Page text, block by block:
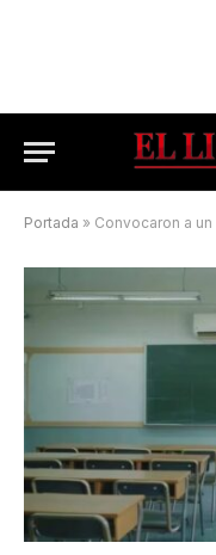
Portada » Convocaron a un